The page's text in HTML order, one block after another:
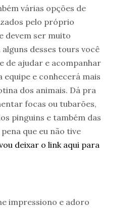
várias opções de
pelo próprio
devem ser muito
desses tours você
de ajudar e acompanhar
equipe e conhecerá mais
dos animais. Dá pra
focas ou tubarões,
pinguins e também das
que eu não tive
deixar o link aqui para
impressiono e adoro